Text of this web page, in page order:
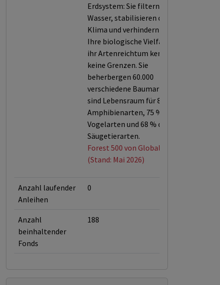
Erdsystem: Sie filtern Luft und
Wasser, stabilisieren das
Klima und verhindern Erosion.
Ihre biologische Vielfalt und
ihr Artenreichtum kennen
keine Grenzen. Sie
beherbergen 60.000
verschiedene Baumarten und
sind Lebensraum für 80 % der
Amphibienarten, 75 % der
Vogelarten und 68 % der
Säugetierarten.
Forest 500 von Global Canopy
(Stand: Mai 2026)
Anzahl laufender
Anleihen
0
Anzahl
beinhaltender
Fonds
188